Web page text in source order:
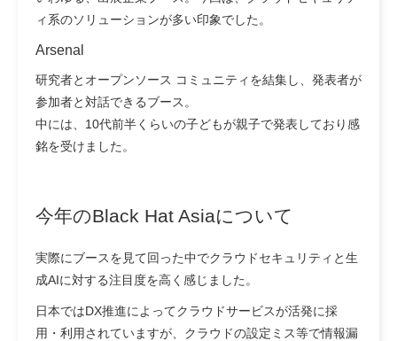
ィ系のソリューションが多い印象でした。
Arsenal
研究者とオープンソース コミュニティを結集し、発表者が
参加者と対話できるブース。
中には、10代前半くらいの子どもが親子で発表しており感
銘を受けました。
今年のBlack Hat Asiaについて
実際にブースを見て回った中でクラウドセキュリティと生
成AIに対する注目度を高く感じました。
日本ではDX推進によってクラウドサービスが活発に採
用・利用されていますが、クラウドの設定ミス等で情報漏